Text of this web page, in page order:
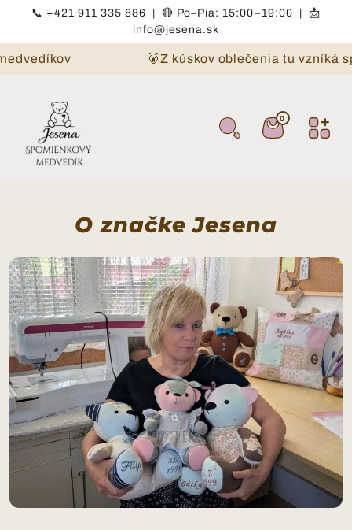
📞 +421 911 335 886 🔴 Po–Pia: 15:00–19:00 | 📩
info@jesena.sk
Preskočiť na obsah
🐻Z kúskov oblečenia tu vzníká
Košík
00 položiek
O značke Jesena